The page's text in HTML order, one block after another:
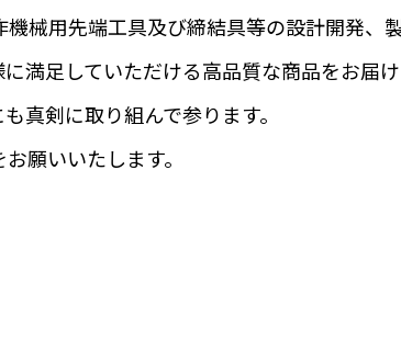
械用先端工具及び締結具等の設計開発、
満足していただける高品質な商品をお届け
真剣に取り組んで参ります。
願いいたします。